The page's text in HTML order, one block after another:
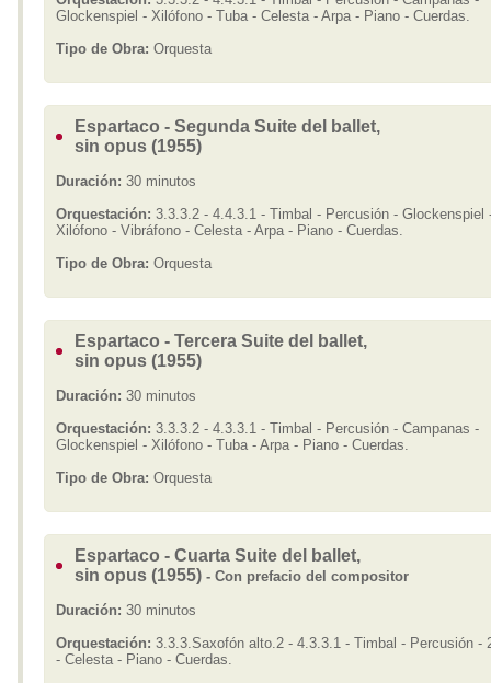
Glockenspiel - Xilófono - Tuba - Celesta - Arpa - Piano - Cuerdas.
Tipo de Obra: Orquesta
Espartaco - Segunda Suite del ballet,
sin opus (1955)
Duración: 30 minutos
Orquestación: 3.3.3.2 - 4.4.3.1 - Timbal - Percusión - Glockenspiel
Xilófono - Vibráfono - Celesta - Arpa - Piano - Cuerdas.
Tipo de Obra: Orquesta
Espartaco - Tercera Suite del ballet,
sin opus (1955)
Duración: 30 minutos
Orquestación: 3.3.3.2 - 4.3.3.1 - Timbal - Percusión - Campanas -
Glockenspiel - Xilófono - Tuba - Arpa - Piano - Cuerdas.
Tipo de Obra: Orquesta
Espartaco - Cuarta Suite del ballet,
sin opus (1955) - Con prefacio del compositor
Duración: 30 minutos
Orquestación: 3.3.3.Saxofón alto.2 - 4.3.3.1 - Timbal - Percusión -
- Celesta - Piano - Cuerdas.